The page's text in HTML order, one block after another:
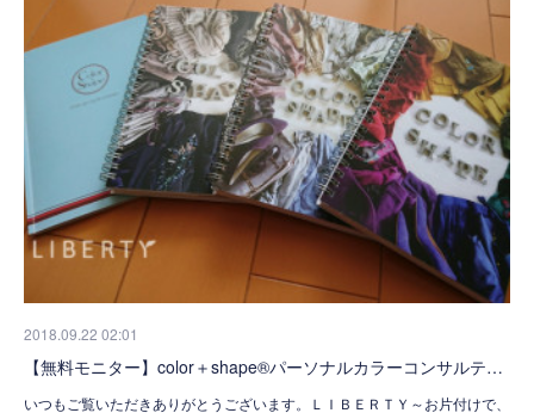
2018.09.22 02:01
【無料モニター】color＋shape®パーソナルカラーコンサルテ…
いつもご覧いただきありがとうございます。ＬＩＢＥＲＴＹ～お片付けで、